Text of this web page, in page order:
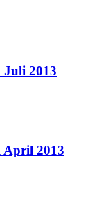
2013
April 2013